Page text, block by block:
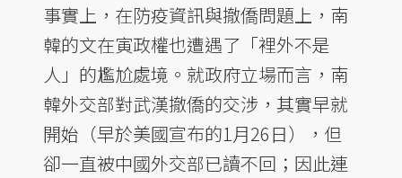
事實上，在防疫資訊與撤僑問題上，南
韓的文在寅政權也遭遇了「裡外不是
人」的尷尬處境。就政府立場而言，南
韓外交部對武漢撤僑的交涉，其實早就
開始（早於美國宣布的1月26日），但
卻一直被中國外交部已讀不回；因此連